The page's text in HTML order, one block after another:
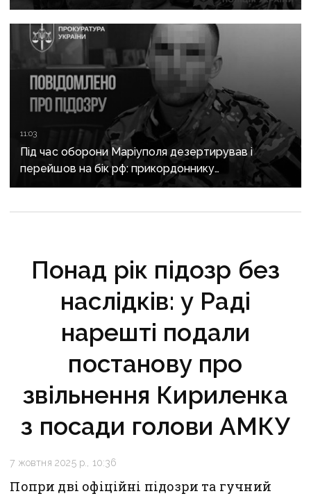
після загибелі чоловіка
11:03
Під час оборони Маріуполя дезертирував і
перейшов на бік рф: прикордоннику
з «Азовсталі» повідомили про підозру
Понад рік підозр без
наслідків: у Раді
нарешті подали
постанову про
звільнення Кириленка
з посади голови АМКУ
7 жовтня 2025 р., 10:36
Попри дві офіційні підозри та гучний